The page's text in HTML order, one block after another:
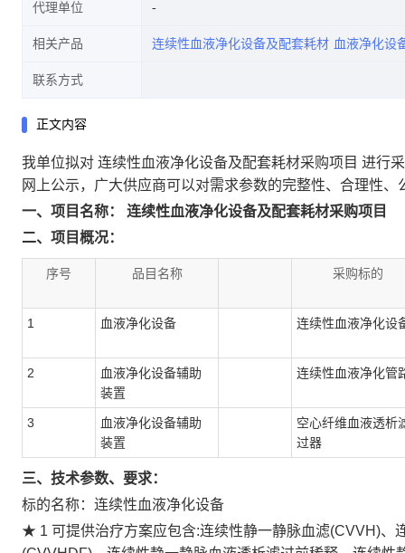
代理单位
相关产品 连续性血液净化设备及配套耗材 血液净化设
联系方式
正文内容
我单位拟对 连续性血液净化设备及配套耗材采购项目 进行
网上公示，广大供应商可以对需求参数的完整性、合理性
一、项目名称： 连续性血液净化设备及配套耗材采购项目
二、项目概况：
序号 品目名称 采购标的
1 血液净化设备 连续性血液净化设
2
血液净化设备辅助
装置
连续性血液净化管
3
血液净化设备辅助
装置
空心纤维血液透析
过器
三、技术参数、要求：
标的名称：连续性血液净化设备
★ 1 可提供治疗方案应包含:连续性静一静脉血滤(CVVH)、